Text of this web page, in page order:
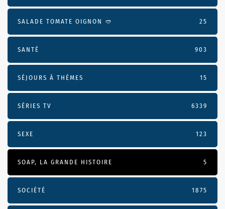
SALADE TOMATE OIGNON 🥙 25
SANTÉ 903
SÉJOURS À THÈMES 15
SÉRIES TV 6339
SEXE 123
SOAP, LA GRANDE HISTOIRE 5
SOCIÉTÉ 1875